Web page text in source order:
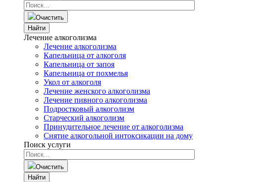
Очистить
Найти
Лечение алкоголизма
Лечение алкоголизма
Капельница от алкоголя
Капельница от запоя
Капельница от похмелья
Укол от алкоголя
Лечение женского алкоголизма
Лечение пивного алкоголизма
Подростковый алкоголизм
Старческий алкоголизм
Принудительное лечение от алкоголизма
Снятие алкогольной интоксикации на дому
Поиск услуги
Очистить
Найти